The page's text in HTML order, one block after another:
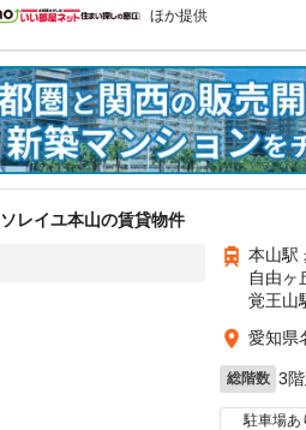
ほか提供
ソレイユ本山の賃貸物件
本山駅
自由ヶ
覚王山
愛知県
総階数 3
駐車場あ